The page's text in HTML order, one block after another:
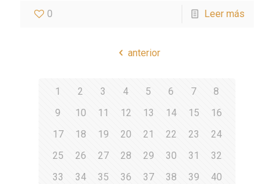
0 Leer más
anterior
1 2 3 4 5 6 7
8
9
10 11 12 13 14 15
16
17
18 19 20 21 22 23
24
25
26 27 28 29 30 31
32
33
34 35 36 37 38 39
40